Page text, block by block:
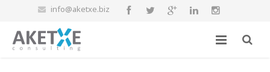
info@aketxe.biz